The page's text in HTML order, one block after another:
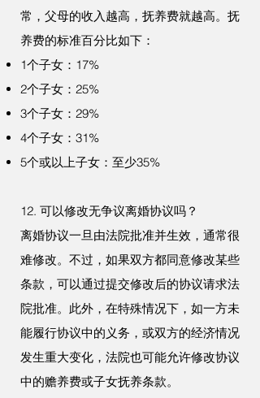
常，父母的收入越高，抚养费就越高。抚
养费的标准百分比如下：
1个子女：17%
2个子女：25%
3个子女：29%
4个子女：31%
5个或以上子女：至少35%
12. 可以修改无争议离婚协议吗？
离婚协议一旦由法院批准并生效，通常很
难修改。不过，如果双方都同意修改某些
条款，可以通过提交修改后的协议请求法
院批准。此外，在特殊情况下，如一方未
能履行协议中的义务，或双方的经济情况
发生重大变化，法院也可能允许修改协议
中的赡养费或子女抚养条款。